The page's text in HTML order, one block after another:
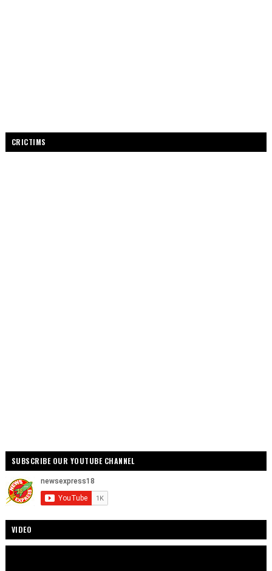
CRICTIMS
SUBSCRIBE OUR YOUTUBE CHANNEL
VIDEO